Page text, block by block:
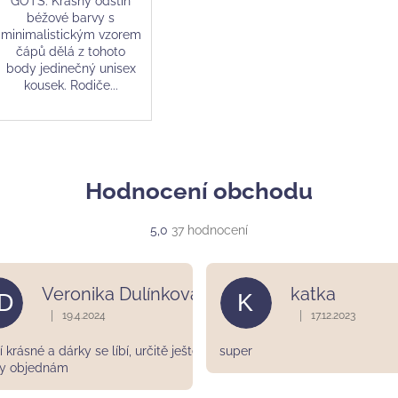
béžové barvy s
minimalistickým vzorem
čápů dělá z tohoto
body jedinečný unisex
kousek. Rodiče...
Hodnocení obchodu
5,0 Průměrné
obchodu
5,0
hvězdiček.
37 hodnocení
Veronika Dulínková
Hodnocení obchodu je 5 z 5 hvězdiček.
19.4.2024
krásné a dárky se líbí, určitě ještě
objednám
K katka
Hodnocení
17.12.2023
super